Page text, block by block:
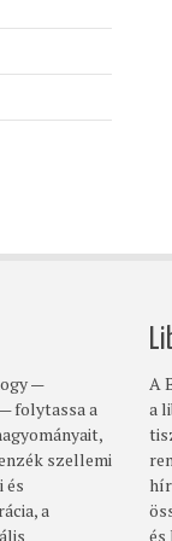
—
folytassa a
szellemi
és
a
A
a
és